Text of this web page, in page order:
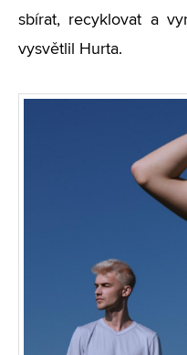
sbírat, recyklovat a
vysvětlil Hurta.